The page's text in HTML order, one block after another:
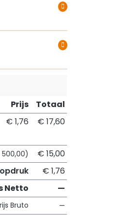
Prijs
Totaal
€ 1,76 € 17,60
€ 15,00
€ 1,76
Netto
—
Bruto —